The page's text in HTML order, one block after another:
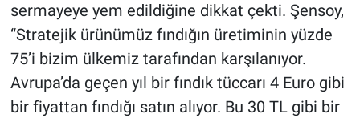
sermayeye yem edildiğine dikkat çekti. Şensoy,
“Stratejik ürünümüz fındığın üretiminin yüzde
75’i bizim ülkemiz tarafından karşılanıyor.
Avrupa’da geçen yıl bir fındık tüccarı 4 Euro gibi
bir fiyattan fındığı satın alıyor. Bu 30 TL gibi bir